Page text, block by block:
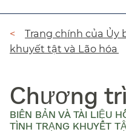
Đường
dẫn​​
Trang chính của Ủy
khuyết tật và Lão hóa​​
Chương
BIÊN BẢN VÀ TÀI LIỆU
TÌNH TRẠNG KHUYẾT